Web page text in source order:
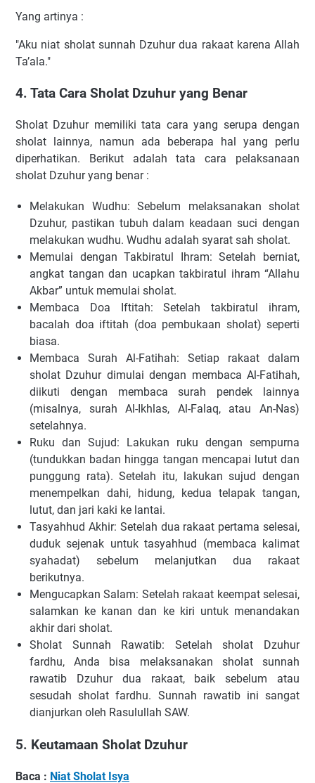
Yang artinya :
"Aku niat sholat sunnah Dzuhur dua rakaat karena Allah
Ta’ala."
4. Tata Cara Sholat Dzuhur yang Benar
Sholat Dzuhur memiliki tata cara yang serupa dengan
sholat lainnya, namun ada beberapa hal yang perlu
diperhatikan. Berikut adalah tata cara pelaksanaan
sholat Dzuhur yang benar :
Melakukan Wudhu: Sebelum melaksanakan sholat
Dzuhur, pastikan tubuh dalam keadaan suci dengan
melakukan wudhu. Wudhu adalah syarat sah sholat.
Memulai dengan Takbiratul Ihram: Setelah berniat,
angkat tangan dan ucapkan takbiratul ihram “Allahu
Akbar” untuk memulai sholat.
Membaca Doa Iftitah: Setelah takbiratul ihram,
bacalah doa iftitah (doa pembukaan sholat) seperti
biasa.
Membaca Surah Al-Fatihah: Setiap rakaat dalam
sholat Dzuhur dimulai dengan membaca Al-Fatihah,
diikuti dengan membaca surah pendek lainnya
(misalnya, surah Al-Ikhlas, Al-Falaq, atau An-Nas)
setelahnya.
Ruku dan Sujud: Lakukan ruku dengan sempurna
(tundukkan badan hingga tangan mencapai lutut dan
punggung rata). Setelah itu, lakukan sujud dengan
menempelkan dahi, hidung, kedua telapak tangan,
lutut, dan jari kaki ke lantai.
Tasyahhud Akhir: Setelah dua rakaat pertama selesai,
duduk sejenak untuk tasyahhud (membaca kalimat
syahadat) sebelum melanjutkan dua rakaat
berikutnya.
Mengucapkan Salam: Setelah rakaat keempat selesai,
salamkan ke kanan dan ke kiri untuk menandakan
akhir dari sholat.
Sholat Sunnah Rawatib: Setelah sholat Dzuhur
fardhu, Anda bisa melaksanakan sholat sunnah
rawatib Dzuhur dua rakaat, baik sebelum atau
sesudah sholat fardhu. Sunnah rawatib ini sangat
dianjurkan oleh Rasulullah SAW.
5. Keutamaan Sholat Dzuhur
Baca : Niat Sholat Isya